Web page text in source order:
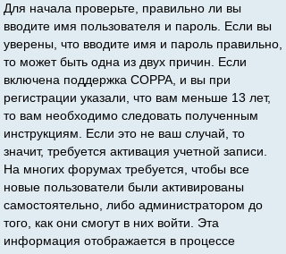
Для начала проверьте, правильно ли вы
вводите имя пользователя и пароль. Если вы
уверены, что вводите имя и пароль правильно,
то может быть одна из двух причин. Если
включена поддержка COPPA, и вы при
регистрации указали, что вам меньше 13 лет,
то вам необходимо следовать полученным
инструкциям. Если это не ваш случай, то
значит, требуется активация учетной записи.
На многих форумах требуется, чтобы все
новые пользователи были активированы
самостоятельно, либо администратором до
того, как они смогут в них войти. Эта
информация отображается в процессе